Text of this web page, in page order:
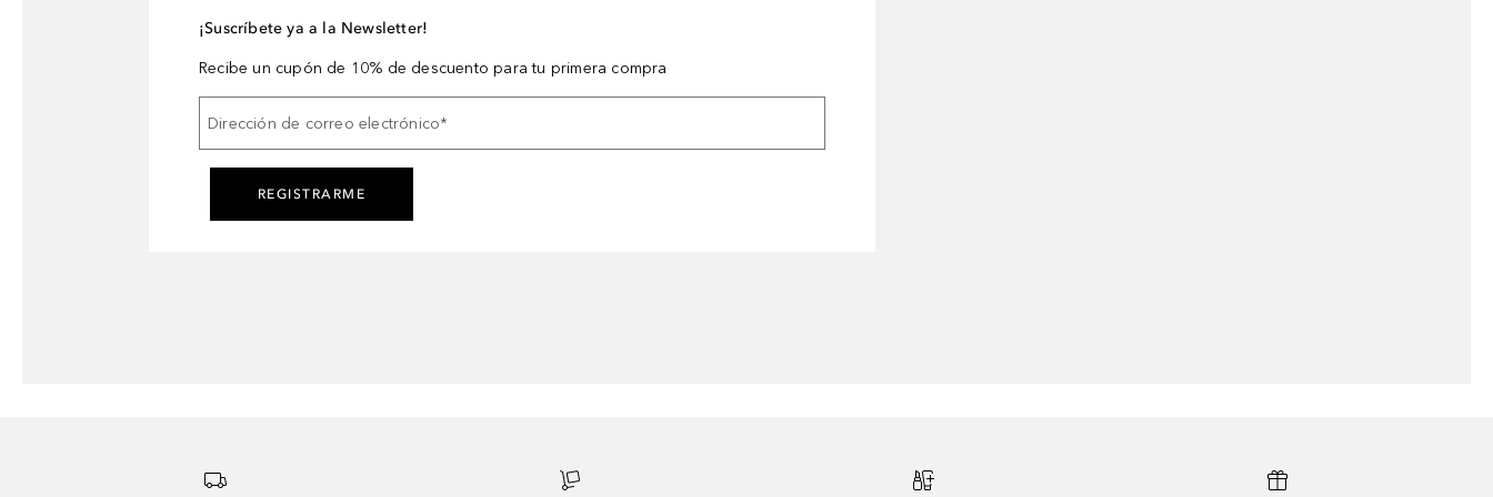
¡Suscríbete ya a la Newsletter!
Recibe un cupón de 10% de descuento para tu primera compra
Dirección de correo electrónico*
REGISTRARME